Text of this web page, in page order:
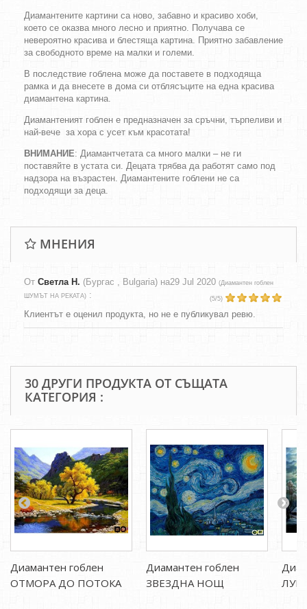
Диамантените картини са ново, забавно и красиво хоби,
което се оказва много лесно и приятно. Получава се
невероятно красива и блестяща картина. Приятно забавление
за свободното време на малки и големи.
В последствие гоблена може да поставете в подходяща
рамка и да внесете в дома си отблясъците на една красива
диамантена картина.
Диамантеният гоблен е предназначен за сръчни, търпеливи и
най-вече за хора с усет към красотата!
ВНИМАНИЕ: Диамантчетата са много малки – не ги
поставяйте в устата си. Децата трябва да работят само под
надзора на възрастен. Диамантените гоблени не са
подходящи за деца.
МНЕНИЯ
От Светла Н. (Бургас , Bulgaria) на29 Jul 2020 (Диамантен гоблен
ШУМЪТ НА РЕКАТА) : (5/5)
Клиентът е оценил продуктa, но не е публикувал ревю.
30 ДРУГИ ПРОДУКТА ОТ СЪЩАТА
КАТЕГОРИЯ :
Диамантен гоблен
ОТМОРА ДО ПОТОКА
Диамантен гоблен
ЗВЕЗДНА НОЩ